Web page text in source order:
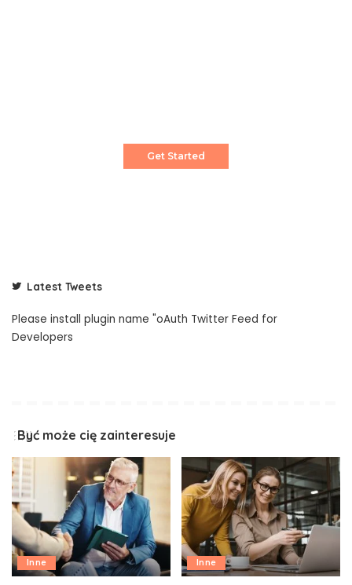
Get Started
Latest Tweets
Please install plugin name "oAuth Twitter Feed for
Developers
Być może cię zainteresuje
Inne Inne